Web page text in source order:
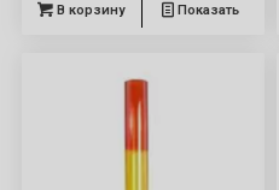
В корзину Показать